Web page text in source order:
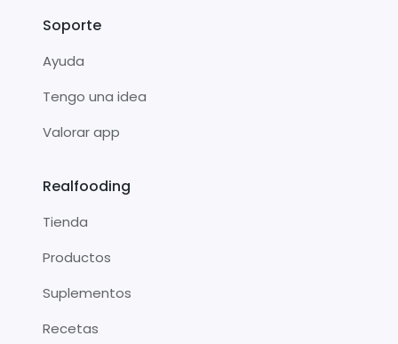
Soporte
Ayuda
Tengo una idea
Valorar app
Realfooding
Tienda
Productos
Suplementos
Recetas